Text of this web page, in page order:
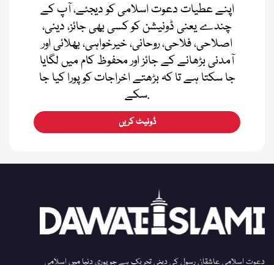
اپنے عطیات دعوت اسلامی کو دیجئے، آپ کے
چندے یعنی ڈونیشن کو کسی بھی جائز، دینی،
اصلاحی، فلاحی، روحانی، خیرخواہی، بھلائی اور
آمدنی بڑھانے کے جائز اور محفوظ کام میں لگایا
جا سکتا ہے تا کہ بڑھتے اخراجات کو پورا کیا جا
سکے.
ڈونیٹ کریں
دعوت اسلامی عاشقان رسول کی دینی تحریک ہے جو پوری دنیا میں اسلامی